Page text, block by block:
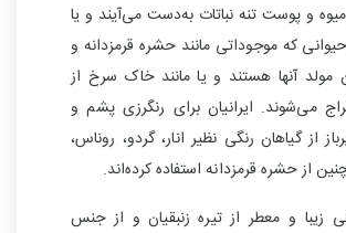
و پوست تنه نباتات به‌دست می‌آیند و یا
که موجوداتی مانند حشره قرمزدانه و
آنها هستند و یا مانند خاک سرخ از
می‌شوند. ایرانیان برای رنگرزی پشم و
از گیاهان رنگی نظیر انار، گردو، روناس،
از حشره قرمزدانه استفاده کرده‌اند.
زیبا و معطر از تیره زنبقیان و از جنس